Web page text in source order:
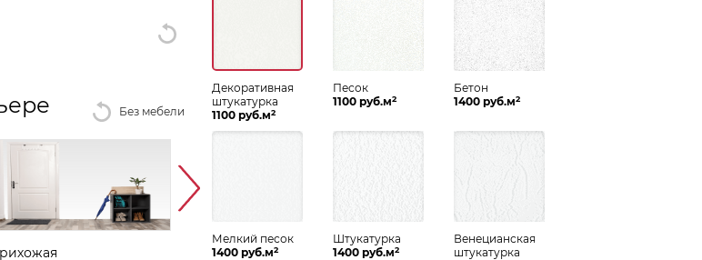
Без мебели
Столовая Спальня
Декоративная
штукатурка
1100 руб.м2
Песок
1100 руб.м2
Бетон
1400 руб.м2
Мелкий песок
1400 руб.м2
Штукатурка
1400 руб.м2
Венецианская
штукатурка